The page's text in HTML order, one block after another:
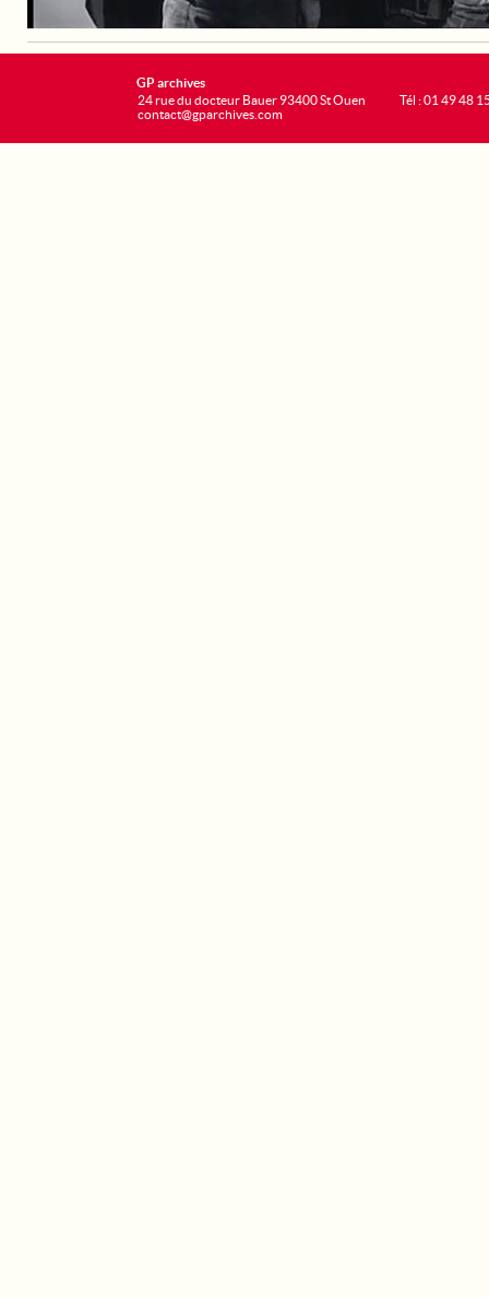
GP archives
24 rue du docteur Bauer 93400 St Ouen
contact@gparchives.com
Tél : 01 49 48